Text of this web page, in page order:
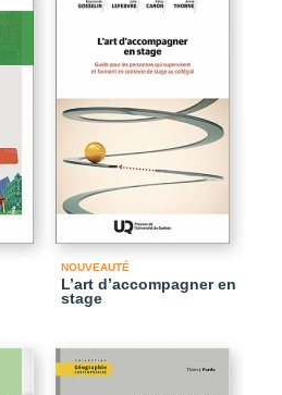
NOUVEAUTÉ
L’art d’accompagner en
stage